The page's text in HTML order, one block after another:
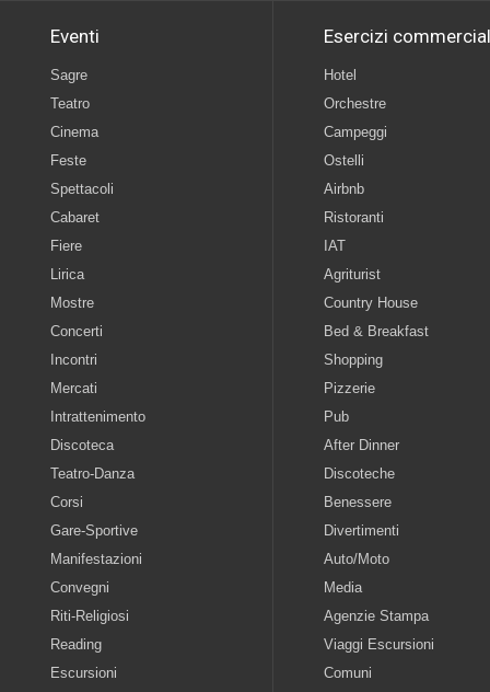
Eventi
Sagre
Teatro
Cinema
Feste
Spettacoli
Cabaret
Fiere
Lirica
Mostre
Concerti
Incontri
Mercati
Intrattenimento
Discoteca
Teatro-Danza
Corsi
Gare-Sportive
Manifestazioni
Convegni
Riti-Religiosi
Reading
Escursioni
Esercizi
Hotel
Orchestre
Campeggi
Ostelli
Airbnb
Ristoranti
IAT
Agriturist
Country House
Bed & Breakfast
Shopping
Pizzerie
Pub
After Dinner
Discoteche
Benessere
Divertimenti
Auto/Moto
Media
Agenzie Stampa
Viaggi Escursioni
Comuni